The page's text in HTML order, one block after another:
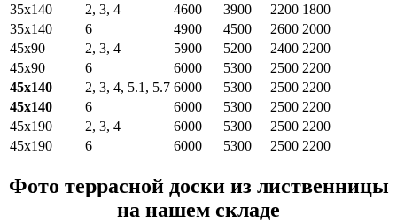
35х140
2, 3, 4 4600 3900 2200 1800
35х140
6 4900 4500 2600 2000
45х90
2, 3, 4 5900 5200 2400 2200
45х90
6 6000 5300 2500 2200
45х140
2, 3, 4, 5.1, 5.7 6000 5300 2500 2200
45х140
6 6000 5300 2500 2200
45х190
2, 3, 4 6000 5300 2500 2200
45х190
6 6000 5300 2500 2200
Фото террасной доски из лиственницы
на нашем складе